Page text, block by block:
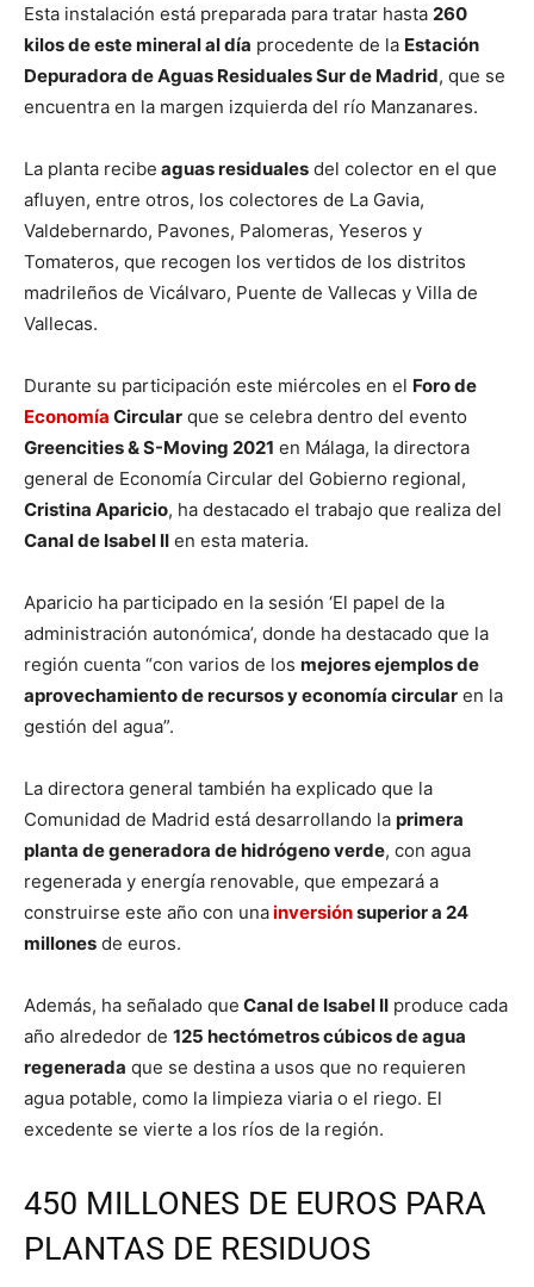
Esta instalación está preparada para tratar hasta 260
kilos de este mineral al día procedente de la Estación
Depuradora de Aguas Residuales Sur de Madrid, que se
encuentra en la margen izquierda del río Manzanares.
La planta recibe aguas residuales del colector en el que
afluyen, entre otros, los colectores de La Gavia,
Valdebernardo, Pavones, Palomeras, Yeseros y
Tomateros, que recogen los vertidos de los distritos
madrileños de Vicálvaro, Puente de Vallecas y Villa de
Vallecas.
Durante su participación este miércoles en el Foro de
Economía Circular que se celebra dentro del evento
Greencities & S-Moving 2021 en Málaga, la directora
general de Economía Circular del Gobierno regional,
Cristina Aparicio, ha destacado el trabajo que realiza del
Canal de Isabel II en esta materia.
Aparicio ha participado en la sesión ‘El papel de la
administración autonómica’, donde ha destacado que la
región cuenta “con varios de los mejores ejemplos de
aprovechamiento de recursos y economía circular en la
gestión del agua”.
La directora general también ha explicado que la
Comunidad de Madrid está desarrollando la primera
planta de generadora de hidrógeno verde, con agua
regenerada y energía renovable, que empezará a
construirse este año con unainversiónsuperior a 24
millones de euros.
Además, ha señalado que Canal de Isabel II produce cada
año alrededor de 125 hectómetros cúbicos de agua
regenerada que se destina a usos que no requieren
agua potable, como la limpieza viaria o el riego. El
excedente se vierte a los ríos de la región.
450 MILLONES DE EUROS PARA
PLANTAS DE RESIDUOS